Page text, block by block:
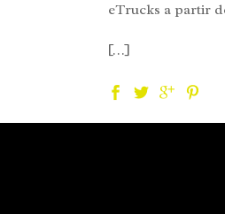
eTrucks a partir
[…]